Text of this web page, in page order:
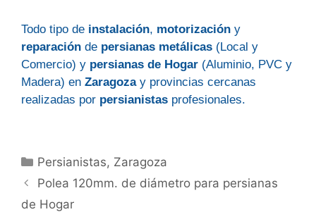
Todo tipo de instalación, motorización y
reparación de persianas metálicas (Local y
Comercio) y persianas de Hogar (Aluminio, PVC y
Madera) en Zaragozay provincias cercanas
realizadas por persianistas profesionales.
Categorías
Persianistas, Zaragoza
Polea 120mm. de diámetro para persianas
de Hogar